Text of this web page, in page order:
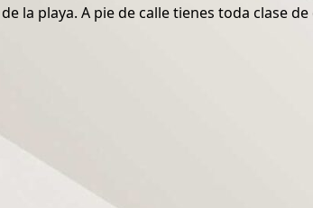
la playa. A pie de calle tienes toda clase